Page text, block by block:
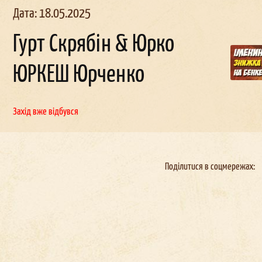
Дата: 18.05.2025
Гурт Скрябін & Юрко
ЮРКЕШ Юрченко
Захід вже відбувся
Поділитися в соцмережах:
Корпоратив в